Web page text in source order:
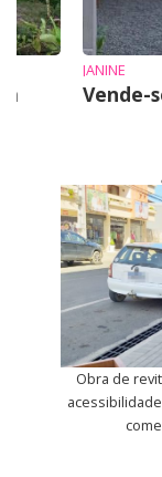
JANINE
Vende-
Obra de